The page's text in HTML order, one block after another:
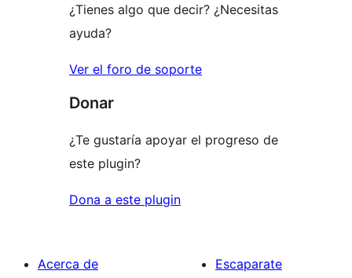
¿Tienes algo que decir? ¿Necesitas
ayuda?
Ver el foro de soporte
Donar
¿Te gustaría apoyar el progreso de
este plugin?
Dona a este plugin
Acerca de
Escaparate